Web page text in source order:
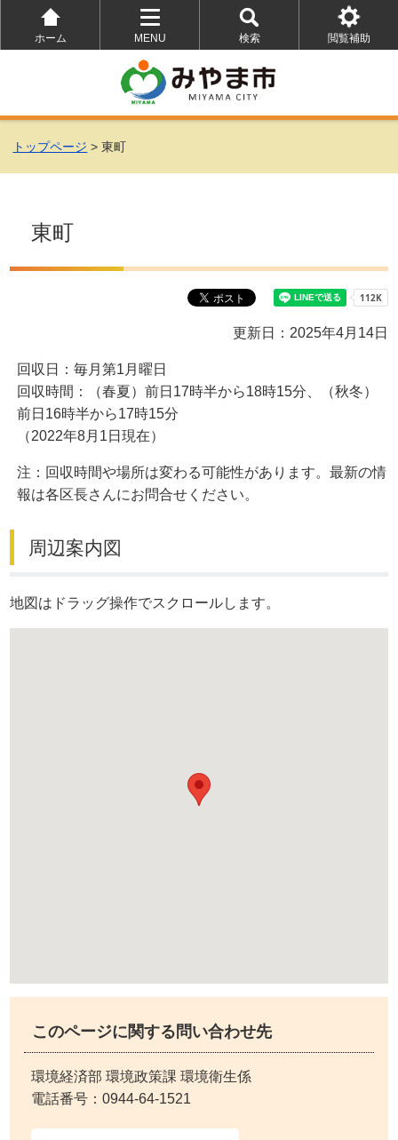
ホーム
MENU
を
開
く
検索
を
開
く
閲覧補助
を
トップページ > 東町
東町
更新日：2025年4月14日
回収日：毎月第1月曜日
回収時間：（春夏）前日17時半から18時15分、（秋冬）
前日16時半から17時15分
（2022年8月1日現在）
注：回収時間や場所は変わる可能性があります。最新の情
報は各区長さんにお問合せください。
周辺案内図
地図はドラッグ操作でスクロールします。
このページに関する問い合わせ先
環境経済部 環境政策課 環境衛生係
電話番号：0944-64-1521